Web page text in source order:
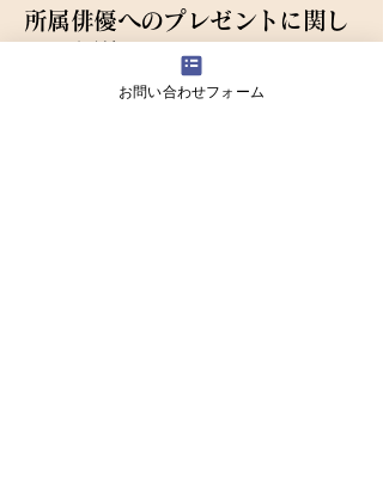
所属俳優へのプレゼントに関し
詳細は以下のページをご覧ください
お問い合わせフォーム